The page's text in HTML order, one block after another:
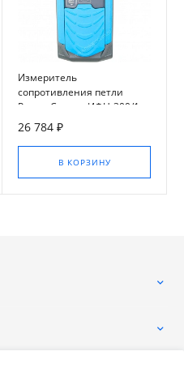
Измеритель
сопротивления петли
Радио-Сервис ИФН-300/1
26 784 ₽
В КОРЗИНУ